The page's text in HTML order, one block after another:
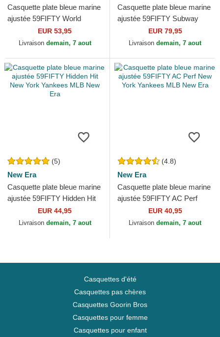
Casquette plate bleue marine
ajustée 59FIFTY World
Series 2009 Side Patch New
York Yankees MLB...
EUR 53,95
Livraison demain, 7 aout
Casquette plate bleue marine
ajustée 59FIFTY Subway
Series New York Yankees
MLB New Era
EUR 79,95
Livraison demain, 7 aout
(5)
New Era
Casquette plate bleue marine
ajustée 59FIFTY Hidden Hit
New York Yankees MLB
New Era
EUR 44,95
Livraison demain, 7 aout
(4.8)
New Era
Casquette plate bleue marine
ajustée 59FIFTY AC Perf
New York Yankees MLB New
EUR 40,95
Livraison demain, 7 aout
Casquettes d'été
Casquettes pas chères
Casquettes Goorin Bros
Casquettes pour femme
Casquettes pour enfant